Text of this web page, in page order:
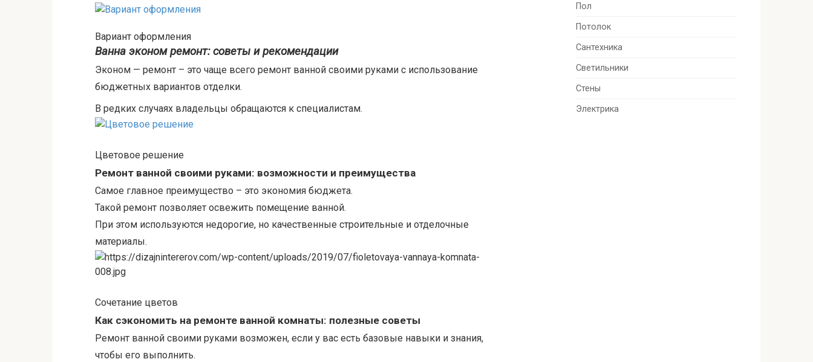
Вариант оформления
Ванна эконом ремонт: советы и рекомендации
Эконом — ремонт – это чаще всего ремонт ванной своими руками с использование
бюджетных вариантов отделки.
В редких случаях владельцы обращаются к специалистам.
Цветовое решение
Ремонт ванной своими руками: возможности и преимущества
Самое главное преимущество – это экономия бюджета.
Такой ремонт позволяет освежить помещение ванной.
При этом используются недорогие, но качественные строительные и отделочные
материалы.
Сочетание цветов
Как сэкономить на ремонте ванной комнаты: полезные советы
Ремонт ванной своими руками возможен, если у вас есть базовые навыки и знания,
чтобы его выполнить.
Пол
Потолок
Сантехника
Светильники
Стены
Электрика